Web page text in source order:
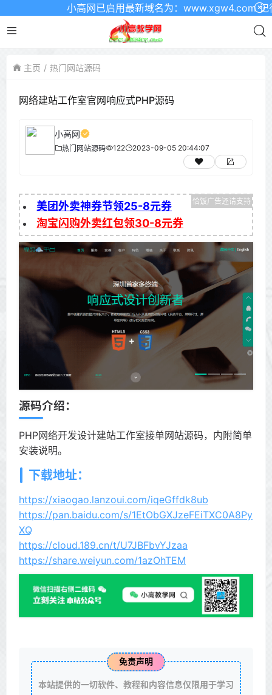
小高网已启用最新域名为：www.xgw4.com 记得
主页 热门网站源码
网络建站工作室官网响应式PHP源码
小高网
热门网站源码 122 2023-09-05 20:44:07
美团外卖神券节领25-8元券
淘宝闪购外卖红包领30-8元券
源码介绍：
PHP网络开发设计建站工作室接单网站源码，内附简单
安装说明。
下载地址：
https://xiaogao.lanzoui.com/iqeGffdk8ub
https://pan.baidu.com/s/1EtObGXJzeFEiTXC0A8Py
XQ
https://cloud.189.cn/t/U7JBFbvYJzaa
https://share.weiyun.com/1azOhTEM
免责声明
本站提供的一切软件、教程和内容信息仅限用于学习